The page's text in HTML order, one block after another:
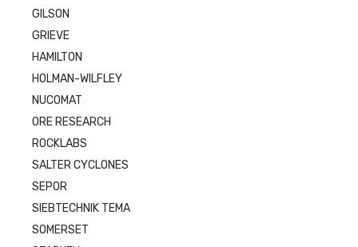
GILSON
GRIEVE
HAMILTON
HOLMAN-WILFLEY
NUCOMAT
ORE RESEARCH
ROCKLABS
SALTER CYCLONES
SEPOR
SIEBTECHNIK TEMA
SOMERSET